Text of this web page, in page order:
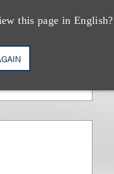
this page in English?